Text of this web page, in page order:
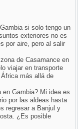
si solo tengo un
exteriores no es
por aire, pero al salir
de Casamance en
viajar en transporte
más allá de
en Gambia? Mi idea es
por las aldeas hasta
regresar a Banjul y
¿Es posible